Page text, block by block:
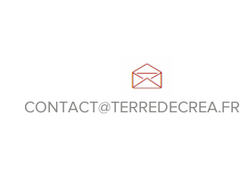
CONTACT@TERREDECREA.FR